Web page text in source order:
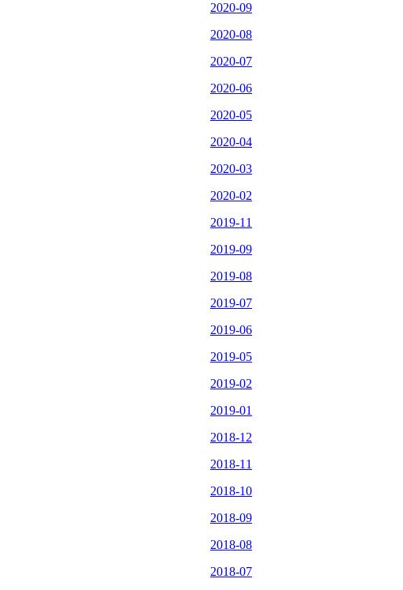
2020-09
2020-08
2020-07
2020-06
2020-05
2020-04
2020-03
2020-02
2019-11
2019-09
2019-08
2019-07
2019-06
2019-05
2019-02
2019-01
2018-12
2018-11
2018-10
2018-09
2018-08
2018-07